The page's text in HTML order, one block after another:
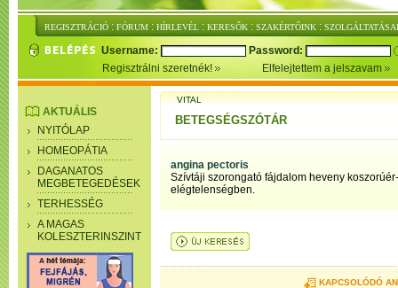
REGISZTRÁCIÓ : FÓRUM : HÍRLEVÉL : KERESŐK : SZAKÉRTŐINK :
Username:
Password:
Regisztrálni szeretnék!
Elfelejtettem a jelszavam
AKTUÁLIS
NYITÓLAP
HOMEOPÁTIA
DAGANATOS
MEGBETEGEDÉSEK
TERHESSÉG
A MAGAS
KOLESZTERINSZINT
VITAL
BETEGSÉGSZÓTÁR
angina pectoris
Szívtáji szorongató fájdalom heveny koszorúér-
elégtelenségben.
KAPCSOLÓDÓ